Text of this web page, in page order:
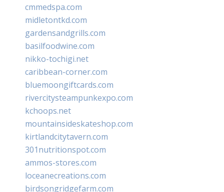
cmmedspa.com
midletontkd.com
gardensandgrills.com
basilfoodwine.com
nikko-tochigi.net
caribbean-corner.com
bluemoongiftcards.com
rivercitysteampunkexpo.com
kchoops.net
mountainsideskateshop.com
kirtlandcitytavern.com
301nutritionspot.com
ammos-stores.com
loceanecreations.com
birdsongridgefarm.com